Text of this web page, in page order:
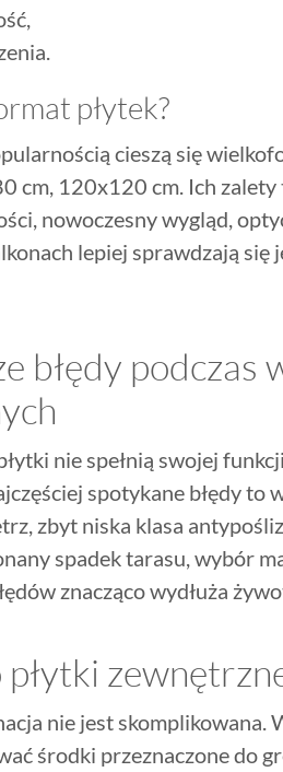
płytek?
cieszą się
cm, 120x120 cm. Ich zalety
nowoczesny wygląd,
lepiej sprawdzają
błędy podczas
nie spełnią swojej
spotykane błędy to
zbyt niska klasa
spadek tarasu, wybór
znacząco wydłuża
płytki
nie jest skomplikowana.
środki przeznaczone do